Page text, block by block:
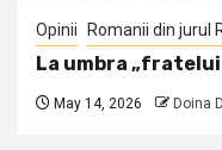
Opinii Romanii din jurul
La umbra „fratelui
May 14, 2026 Doina